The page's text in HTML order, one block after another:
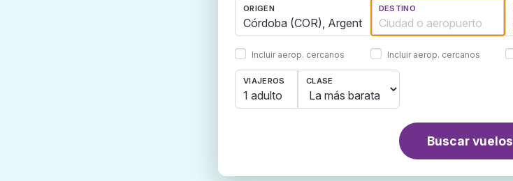
ORIGEN
Incluir aerop. cercanos
DESTINO
Incluir aerop. cercanos
VIAJEROS
1 adulto
CLASE
Buscar vuelos